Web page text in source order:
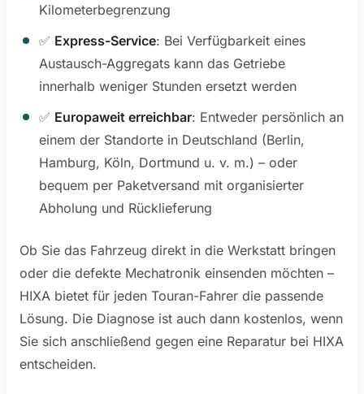
Kilometerbegrenzung
✅ Express-Service: Bei Verfügbarkeit eines
Austausch-Aggregats kann das Getriebe
innerhalb weniger Stunden ersetzt werden
✅ Europaweit erreichbar: Entweder persönlich an
einem der Standorte in Deutschland (Berlin,
Hamburg, Köln, Dortmund u. v. m.) – oder
bequem per Paketversand mit organisierter
Abholung und Rücklieferung
Ob Sie das Fahrzeug direkt in die Werkstatt bringen
oder die defekte Mechatronik einsenden möchten –
HIXA bietet für jeden Touran-Fahrer die passende
Lösung. Die Diagnose ist auch dann kostenlos, wenn
Sie sich anschließend gegen eine Reparatur bei HIXA
entscheiden.